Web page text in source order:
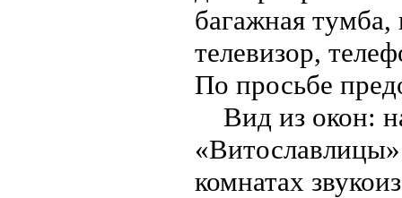
багажная
телевизор,
По просьбе
Вид из окон:
комнатах